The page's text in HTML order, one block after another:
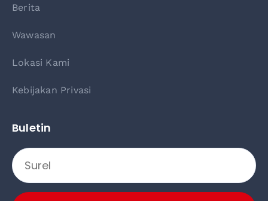
Berita
Wawasan
Lokasi Kami
Kebijakan Privasi
Buletin